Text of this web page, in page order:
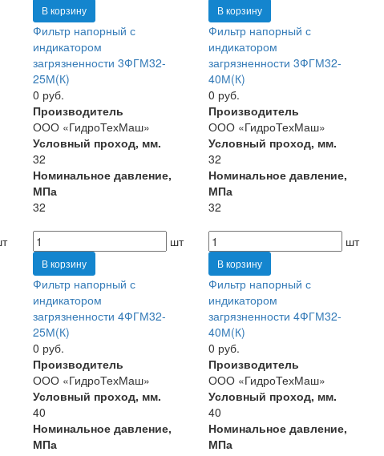
В корзину В корзину
Фильтр напорный с
индикатором
загрязненности 3ФГМ32-
25М(К)
0 руб.
Производитель
ООО «ГидроТехМаш»
Условный проход, мм.
32
Номинальное давление,
МПа
32
шт
В корзину
Фильтр напорный с
индикатором
загрязненности 3ФГМ32-
40М(К)
0 руб.
Производитель
ООО «ГидроТехМаш»
Условный проход, мм.
32
Номинальное давление,
МПа
32
шт
В корзину
Фильтр напорный с
индикатором
загрязненности 4ФГМ32-
25М(К)
0 руб.
Производитель
ООО «ГидроТехМаш»
Условный проход, мм.
40
Номинальное давление,
МПа
Фильтр напорный с
индикатором
загрязненности 4ФГМ32-
40М(К)
0 руб.
Производитель
ООО «ГидроТехМаш»
Условный проход, мм.
40
Номинальное давление,
МПа